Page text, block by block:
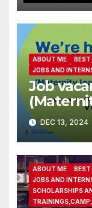
ABOUT ME BEST
JOBS AND
Job
Eastern
Society
DEC 13, 2024
ABOUT ME BEST
JOBS AND
SCHOLARSHIPS